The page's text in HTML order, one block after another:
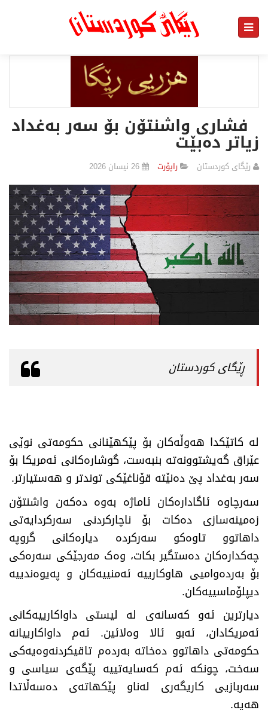
فشاری واشنتۆن بۆ سەر بەغداد
زیاتر دەبێت
رێگای كوردستان راپۆرت 26 نیسان 2026
ڕێگای کوردستان
​لە کاتێکدا هەوڵەکان بۆ پێکهێنانی حکومەتی نوێی
عێراق گەیشتوونەتە بنبەست، گوشارەکانی ئەمریکا بۆ
سەر بەغداد پێ دەنێتە قۆناغێکی توندتر و هەستیارتر.
سەرچاوە ئاگادارەکان ئاماژە بەوە دەکەن واشنتۆن
زەمینەسازی دەکات بۆ ناچارکردنی سەرکردایەتی
داهاتوو تاوەکو سەرکردە دیارەکانی گروپە
چەکدارەکان دەستگیر بکات، وەک مەرجێکی سەرەکی
بۆ بەردەوامیی هاوکارییە ئەمنییەکان و پەیوەندییە
دیپلۆماسییەکان.
​دیارترین ئەو کەسانەی لە لیستی داواکارییەکانی
ئەمریکادان، ئەبو ئالا وەلائین. ئەم داواکارییانە
حکومەتی داهاتوو دەخاتە بەردەم تاقیکردنەوەیەکی
سەخت، چونکە ئەم کەسایەتییە پێگەی سیاسی و
سەربازیی کاریگەری لەناو پێکهاتەی دەسەڵاتدا
هەیە.